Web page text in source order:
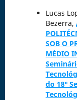
Lucas
Bezerra,
SOB O
MÉDIO
do 18º